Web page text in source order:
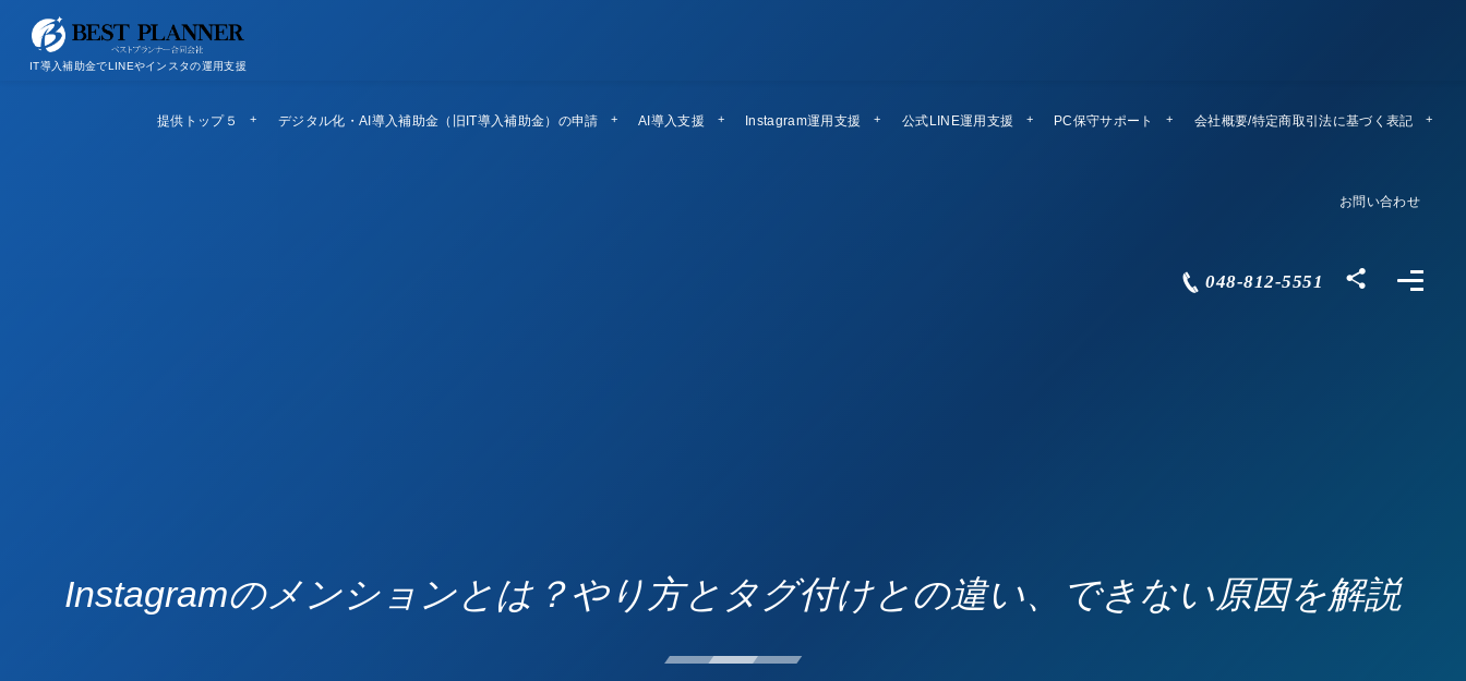
IT導入補助金でLINEやインスタの運用支援
提供トップ５
Top5 デジタル化・AI導入補助金（旧IT導入補助金）の申請 AI導入支援 Instagram運用支援 公式LINE運用支援 PC保守サポート
リモートメンテ 会社概要/特定商取引法に基づく表記
Company Profile
お問い合わせ
Contact
048-812-5551
Instagramのメンションとは？やり方とタグ付けとの違い、できない原因を解説